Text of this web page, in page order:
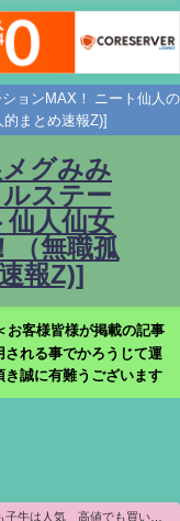
ョンMAX！ ニート仙人の
まとめ速報Z)]
グみみ
ステー
仙人仙女
（無職孤
報Z)]
お客様皆様が掲載の記事
れる事でかろうじて運
誠に有難うございます
子牛は人気 高値でも買い付